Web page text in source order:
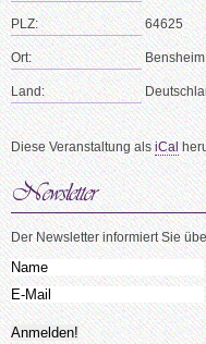
PLZ: 64625
Ort:
Land:
Diese Veranstaltung alsiCal
Der Newsletter informiert Sie